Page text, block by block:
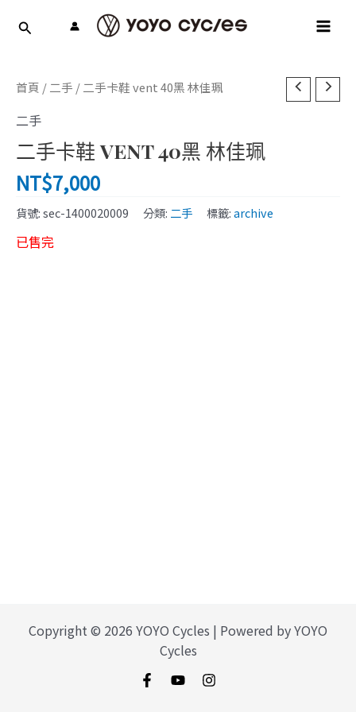
首頁 / 二手 / 二手卡鞋 vent 40黑 林佳珮
二手
二手卡鞋 VENT 40黑 林佳珮
NT$7,000
貨號:sec-1400020009 分類: 二手 標籤:archive
已售完
Copyright © 2026 YOYO Cycles | Powered by YOYO
Cycles